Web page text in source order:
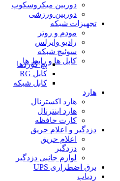
دوربین میکروسکوپ
دوربین ورزشی
تجهیزات شبکه
مودم و روتر
رادیو وایرلس
سوئیچ شبکه
کابل ها و رابط ها
پچ کوردها
کابل RG
کابل شبکه
هارد
هارد اکسترنال
هارد اینترنال
کارت حافظه
دزدگیر و اعلام حریق
اعلام حریق
دزدگیر
لوازم جانبی دزدگیر
برق اضطراری UPS
ردیاب